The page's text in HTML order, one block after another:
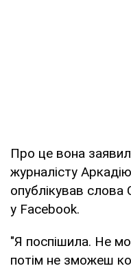
Про це вона
журналісту
опублікував слова
у Facebook.
"Я поспішила. Не
потім не зможеш